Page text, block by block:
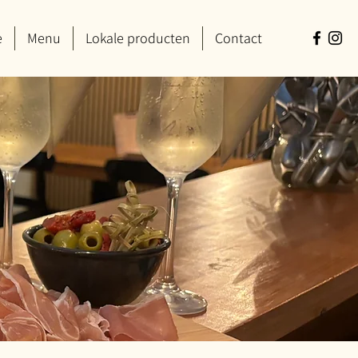
Menu Lokale producten Contact